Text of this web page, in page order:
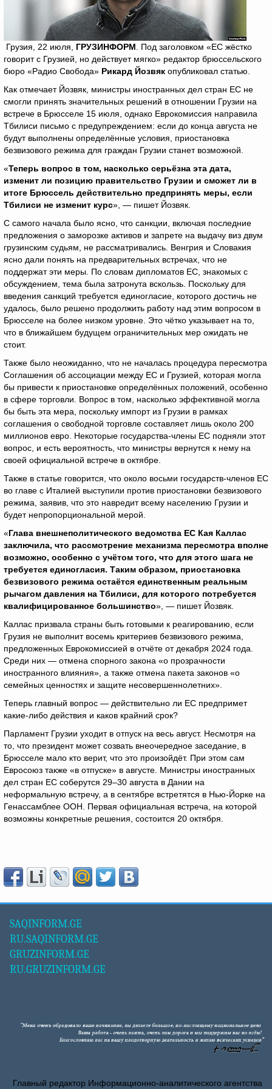
Грузия, 22 июля, ГРУЗИНФОРМ . Под заголовком «ЕС жёстко
говорит с Грузией, но действует мягко» редактор брюссельского
бюро «Радио Свобода» Рикард Йозвяк опубликовал статью.
Как отмечает Йозвяк, министры иностранных дел стран ЕС не
смогли принять значительных решений в отношении Грузии на
встрече в Брюсселе 15 июля, однако Еврокомиссия направила
Тбилиси письмо с предупреждением: если до конца августа не
будут выполнены определённые условия, приостановка
безвизового режима для граждан Грузии станет возможной.
«Теперь вопрос в том, насколько серьёзна эта дата,
изменит ли позицию правительство Грузии и сможет ли в
итоге Брюссель действительно предпринять меры, если
Тбилиси не изменит курс», — пишет Йозвяк.
С самого начала было ясно, что санкции, включая последние
предложения о заморозке активов и запрете на выдачу виз двум
грузинским судьям, не рассматривались. Венгрия и Словакия
ясно дали понять на предварительных встречах, что не
поддержат эти меры. По словам дипломатов ЕС, знакомых с
обсуждением, тема была затронута вскользь. Поскольку для
введения санкций требуется единогласие, которого достичь не
удалось, было решено продолжить работу над этим вопросом в
Брюсселе на более низком уровне. Это чётко указывает на то,
что в ближайшем будущем ограничительных мер ожидать не
стоит.
Также было неожиданно, что не началась процедура пересмотра
Соглашения об ассоциации между ЕС и Грузией, которая могла
бы привести к приостановке определённых положений, особенно
в сфере торговли. Вопрос в том, насколько эффективной могла
бы быть эта мера, поскольку импорт из Грузии в рамках
соглашения о свободной торговле составляет лишь около 200
миллионов евро. Некоторые государства-члены ЕС подняли этот
вопрос, и есть вероятность, что министры вернутся к нему на
своей официальной встрече в октябре.
Также в статье говорится, что около восьми государств-членов ЕС
во главе с Италией выступили против приостановки безвизового
режима, заявив, что это навредит всему населению Грузии и
будет непропорциональной мерой.
«Глава внешнеполитического ведомства ЕС Кая Каллас
заключила, что рассмотрение механизма пересмотра вполне
возможно, особенно с учётом того, что для этого шага не
требуется единогласия. Таким образом, приостановка
безвизового режима остаётся единственным реальным
рычагом давления на Тбилиси, для которого потребуется
квалифицированное большинство», — пишет Йозвяк.
Каллас призвала страны быть готовыми к реагированию, если
Грузия не выполнит восемь критериев безвизового режима,
предложенных Еврокомиссией в отчёте от декабря 2024 года.
Среди них — отмена спорного закона «о прозрачности
иностранного влияния», а также отмена пакета законов «о
семейных ценностях и защите несовершеннолетних».
Теперь главный вопрос — действительно ли ЕС предпримет
какие-либо действия и каков крайний срок?
Парламент Грузии уходит в отпуск на весь август. Несмотря на
то, что президент может созвать внеочередное заседание, в
Брюсселе мало кто верит, что это произойдёт. При этом сам
Евросоюз также «в отпуске» в августе. Министры иностранных
дел стран ЕС соберутся 29–30 августа в Дании на
неформальную встречу, а в сентябре встретятся в Нью-Йорке на
Генассамблее ООН. Первая официальная встреча, на которой
возможны конкретные решения, состоится 20 октября.
SAQINFORM.GE
RU.SAQINFORM.GE
GRUZINFORM.GE
RU.GRUZINFORM.GE
Главный редактор Информационно-аналитического агентства